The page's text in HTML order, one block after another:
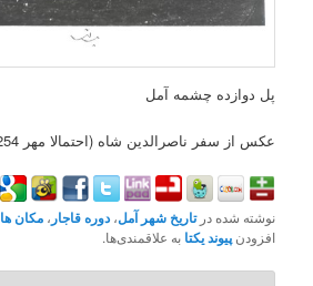
پل دوازده چشمه آمل
عکس از سفر ناصرالدین شاه (احتمالا مهر 1254 خورشیدی)
نوشته شده درتاریخ شهر آمل،دوره قاجار ،مکان ها
افزودنپیوند یکتا به علاقمندی‌ها.